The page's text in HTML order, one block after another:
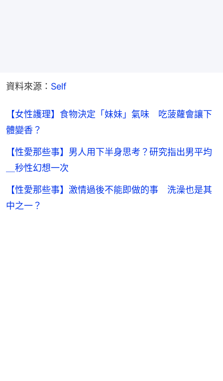
資料來源： Self
【女性護理】食物決定「妹妹」氣味 吃菠蘿會讓下
體變香？
【性愛那些事】男人用下半身思考？研究指出男平均
＿秒性幻想一次
【性愛那些事】激情過後不能即做的事 洗澡也是其
中之一？